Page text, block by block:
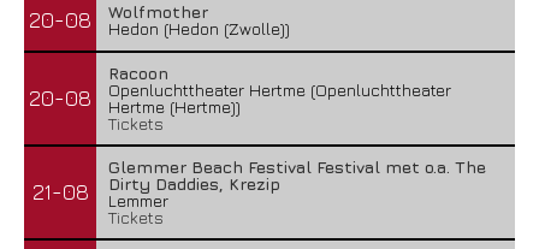
20-08
Wolfmother
Hedon (Hedon (Zwolle))
20-08
Racoon
Openluchttheater Hertme (Openluchttheater
Hertme (Hertme))
Tickets
21-08
Glemmer Beach Festival Festival met o.a. The
Dirty Daddies, Krezip
Lemmer
Tickets